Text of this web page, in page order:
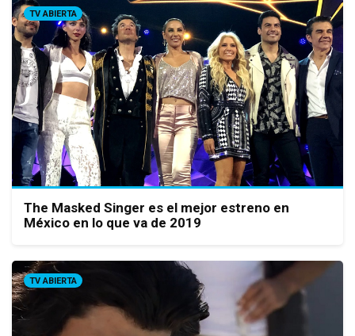
TV ABIERTA
The Masked Singer es el mejor estreno en
México en lo que va de 2019
TV ABIERTA